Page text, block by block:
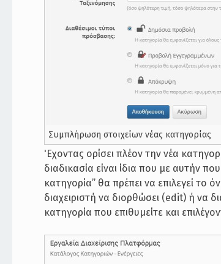
Συμπλήρωση στοιχείων νέας κατηγορίας
'Εχοντας ορίσει πλέον την νέα
διαδικασία είναι ίδια που με αυτήν
κατηγορία” θα πρέπει να επιλεγεί το
διαχειριστή να διορθώσει (edit) ή να
κατηγορία που επιθυμείτε και